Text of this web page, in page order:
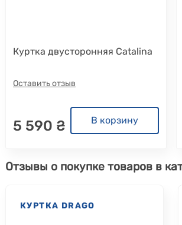
Куртка двусторонняя Catalina
Оставить отзыв
5 590 ₴ В корзину
Отзывы о покупке товаров в
КУРТКА DRAGO